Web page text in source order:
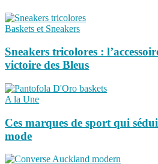
Baskets et Sneakers
Sneakers tricolores :
victoire des Bleus
A la Une
Ces marques de sport qui
mode